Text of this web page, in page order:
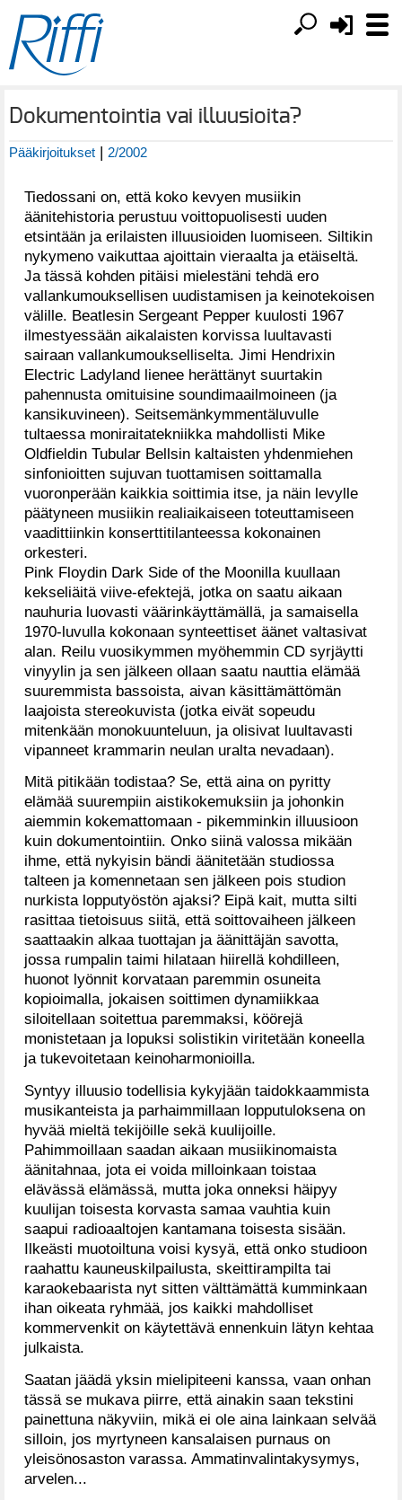
Dokumentointia vai illuusioita?
Pääkirjoitukset | 2/2002
Tiedossani on, että koko kevyen musiikin
äänitehistoria perustuu voittopuolisesti uuden
etsintään ja erilaisten illuusioiden luomiseen. Siltikin
nykymeno vaikuttaa ajoittain vieraalta ja etäiseltä.
Ja tässä kohden pitäisi mielestäni tehdä ero
vallankumouksellisen uudistamisen ja keinotekoisen
välille. Beatlesin Sergeant Pepper kuulosti 1967
ilmestyessään aikalaisten korvissa luultavasti
sairaan vallankumoukselliselta. Jimi Hendrixin
Electric Ladyland lienee herättänyt suurtakin
pahennusta omituisine soundimaailmoineen (ja
kansikuvineen). Seitsemänkymmentäluvulle
tultaessa moniraitatekniikka mahdollisti Mike
Oldfieldin Tubular Bellsin kaltaisten yhdenmiehen
sinfonioitten sujuvan tuottamisen soittamalla
vuoronperään kaikkia soittimia itse, ja näin levylle
päätyneen musiikin realiaikaiseen toteuttamiseen
vaadittiinkin konserttitilanteessa kokonainen
orkesteri.
Pink Floydin Dark Side of the Moonilla kuullaan
kekseliäitä viive-efektejä, jotka on saatu aikaan
nauhuria luovasti väärinkäyttämällä, ja samaisella
1970-luvulla kokonaan synteettiset äänet valtasivat
alan. Reilu vuosikymmen myöhemmin CD syrjäytti
vinyylin ja sen jälkeen ollaan saatu nauttia elämää
suuremmista bassoista, aivan käsittämättömän
laajoista stereokuvista (jotka eivät sopeudu
mitenkään monokuunteluun, ja olisivat luultavasti
vipanneet krammarin neulan uralta nevadaan).
Mitä pitikään todistaa? Se, että aina on pyritty
elämää suurempiin aistikokemuksiin ja johonkin
aiemmin kokemattomaan - pikemminkin illuusioon
kuin dokumentointiin. Onko siinä valossa mikään
ihme, että nykyisin bändi äänitetään studiossa
talteen ja komennetaan sen jälkeen pois studion
nurkista lopputyöstön ajaksi? Eipä kait, mutta silti
rasittaa tietoisuus siitä, että soittovaiheen jälkeen
saattaakin alkaa tuottajan ja äänittäjän savotta,
jossa rumpalin taimi hilataan hiirellä kohdilleen,
huonot lyönnit korvataan paremmin osuneita
kopioimalla, jokaisen soittimen dynamiikkaa
siloitellaan soitettua paremmaksi, köörejä
monistetaan ja lopuksi solistikin viritetään koneella
ja tukevoitetaan keinoharmonioilla.
Syntyy illuusio todellisia kykyjään taidokkaammista
musikanteista ja parhaimmillaan lopputuloksena on
hyvää mieltä tekijöille sekä kuulijoille.
Pahimmoillaan saadan aikaan musiikinomaista
äänitahnaa, jota ei voida milloinkaan toistaa
elävässä elämässä, mutta joka onneksi häipyy
kuulijan toisesta korvasta samaa vauhtia kuin
saapui radioaaltojen kantamana toisesta sisään.
Ilkeästi muotoiltuna voisi kysyä, että onko studioon
raahattu kauneuskilpailusta, skeittirampilta tai
karaokebaarista nyt sitten välttämättä kumminkaan
ihan oikeata ryhmää, jos kaikki mahdolliset
kommervenkit on käytettävä ennenkuin lätyn kehtaa
julkaista.
Saatan jäädä yksin mielipiteeni kanssa, vaan onhan
tässä se mukava piirre, että ainakin saan tekstini
painettuna näkyviin, mikä ei ole aina lainkaan selvää
silloin, jos myrtyneen kansalaisen purnaus on
yleisönosaston varassa. Ammatinvalintakysymys,
arvelen...